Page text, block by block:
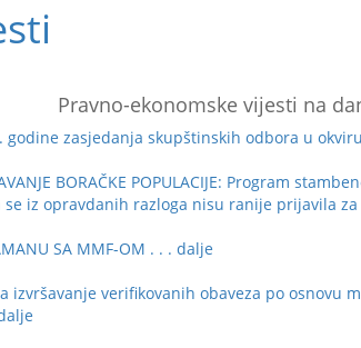
Pravno-ekonomske vijesti na
godine zasjedanja skupštinskih odbora u
BORAČKE POPULACIJE: Program
iz opravdanih razloga nisu ranije prijavila
SA MMF-OM . . . dalje
za izvršavanje verifikovanih obaveza po